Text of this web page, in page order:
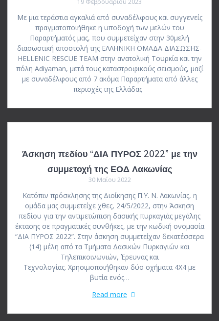
19 Φεβρουαρίου 2023
Με μια τεράστια αγκαλιά από συναδέλφους και συγγενείς
πραγματοποιήθηκε η υποδοχή των μελών του
Παραρτήματός μας, που συμμετείχαν στην 30μελή
διασωστική αποστολή της ΕΛΛΗΝΙΚΗ ΟΜΑΔΑ ΔΙΑΣΩΣΗΣ-
HELLENIC RESCUE TEAM στην ανατολική Τουρκία και την
πόλη Adiyaman, μετά τους καταστροφικούς σεισμούς, μαζί
με συναδέλφους από 7 ακόμα Παραρτήματα από άλλες
περιοχές της Ελλάδας
Άσκηση πεδίου “ΔΙΑ ΠΥΡΟΣ 2022” με την
συμμετοχή της ΕΟΔ Λακωνίας
30 Μαΐου 2022
Κατόπιν πρόσκλησης της Διοίκησης Π.Υ. Ν. Λακωνίας, η
ομάδα μας συμμετείχε χθες, 24/5/2022, στην Άσκηση
πεδίου για την αντιμετώπιση δασικής πυρκαγιάς μεγάλης
έκτασης σε πραγματικές συνθήκες, με την κωδική ονομασία
“ΔΙΑ ΠΥΡΟΣ 2022”. Στην άσκηση συμμετείχαν δεκατέσσερα
(14) μέλη από τα Τμήματα Δασικών Πυρκαγιών και
Τηλεπικοινωνιών, Έρευνας και
Τεχνολογίας. Χρησιμοποιήθηκαν δύο οχήματα 4Χ4 με
βυτία ενός…
Read more